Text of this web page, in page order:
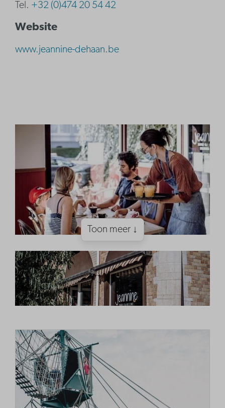
Tel. +32 (0)474 20 54 42
Website
www.jeannine-dehaan.be
Toon meer ↓